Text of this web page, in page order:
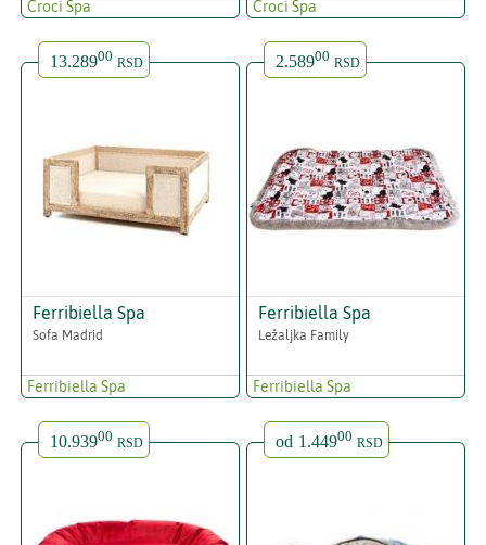
Croci Spa Croci Spa
13.28900 RSD
Ferribiella Spa
Sofa Madrid
Ferribiella Spa
2.58900 RSD
Ferribiella Spa
Ležaljka Family
Ferribiella Spa
10.93900 RSD od 1.44900 RSD